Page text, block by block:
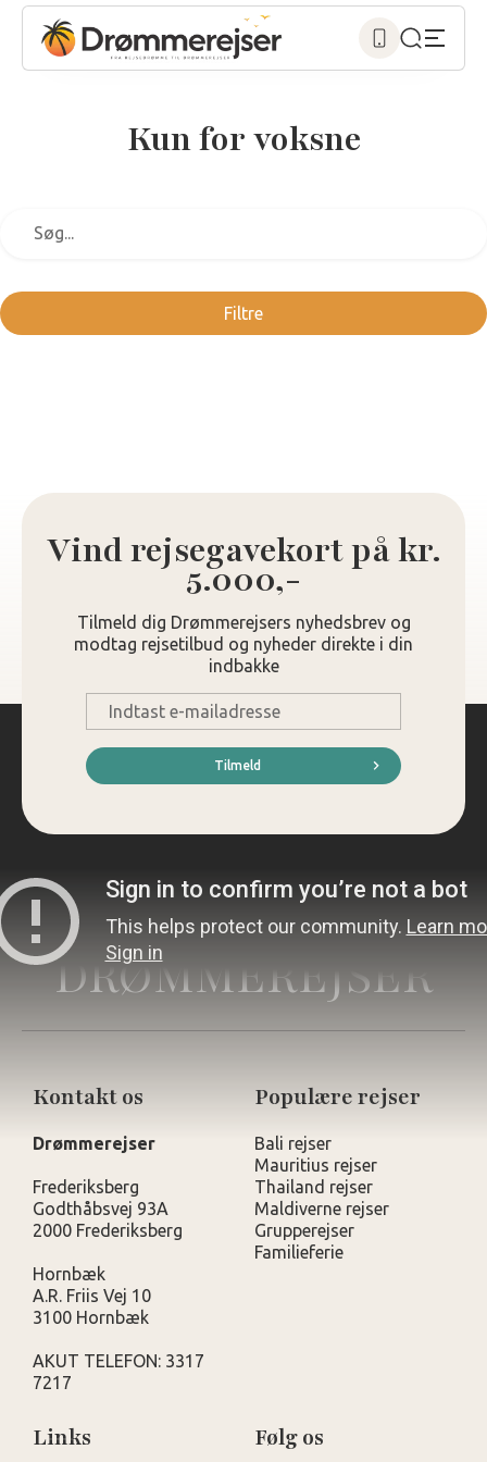
Kun for voksne
Filtre
Vind rejsegavekort på kr.
5.000,-
Tilmeld dig Drømmerejsers nyhedsbrev og
modtag rejsetilbud og nyheder direkte i din
indbakke
mail
*
Tilmeld
DRØMMEREJSER
Kontakt os
Drømmerejser
Frederiksberg
Godthåbsvej 93A
2000 Frederiksberg
Hornbæk
A.R. Friis Vej 10
3100 Hornbæk
AKUT TELEFON: 3317
7217
Populære rejser
Bali rejser
Mauritius rejser
Thailand rejser
Maldiverne rejser
Grupperejser
Familieferie
Links Følg os